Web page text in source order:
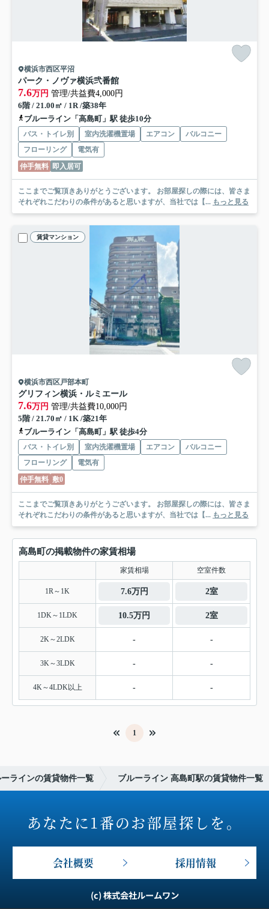
横浜市西区平沼
パーク・ノヴァ横浜弐番館
7.6万円 管理/共益費4,000円
6階 / 21.00㎡ / 1R /築38年
ブルーライン「高島町」駅 徒歩10分
バス・トイレ別 室内洗濯機置場 エアコン
バルコニー
フローリング
電気有
仲手無料 即入居可
ここまでご覧頂きありがとうございます。 お部屋探しの際には、皆さま
それぞれこだわりの条件があると思いますが、当社では【... もっと見る
賃貸マンション
横浜市西区戸部本町
グリフィン横浜・ルミエール
7.6万円 管理/共益費10,000円
5階 / 21.70㎡ / 1K /築21年
ブルーライン「高島町」駅 徒歩4分
バス・トイレ別 室内洗濯機置場 エアコン
バルコニー
フローリング
電気有
仲手無料 敷0
ここまでご覧頂きありがとうございます。 お部屋探しの際には、皆さま
それぞれこだわりの条件があると思いますが、当社では【... もっと見る
高島町の掲載物件の家賃相場
家賃相場 空室件数
1R～1K 7.6万円 2室
1DK～1LDK 10.5万円 2室
2K～2LDK - -
3K～3LDK - -
4K～4LDK以上 - -
1
ラインの賃貸物件一覧 ブルーライン 高島町駅の賃貸物件一覧
あなたに1番のお部屋探しを。
会社概要 採用情報
(c) 株式会社ルームワン